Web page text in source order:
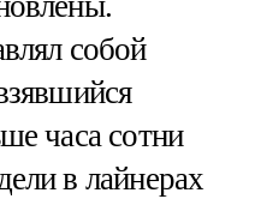
собой
часа сотни
в лайнерах